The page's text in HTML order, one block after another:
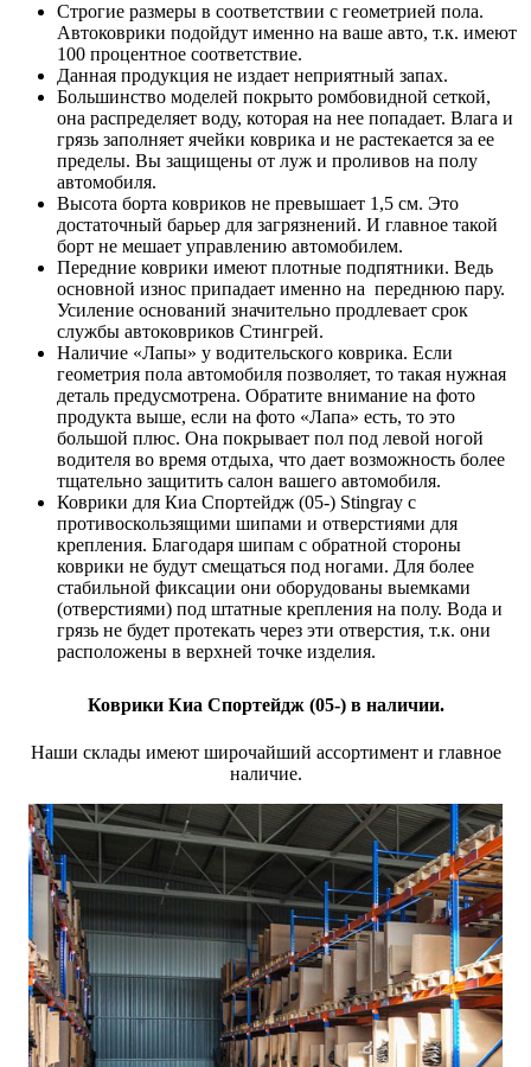
Строгие размеры в соответствии с геометрией пола.
Автоковрики подойдут именно на ваше авто, т.к. имеют
100 процентное соответствие.
Данная продукция не издает неприятный запах.
Большинство моделей покрыто ромбовидной сеткой,
она распределяет воду, которая на нее попадает. Влага и
грязь заполняет ячейки коврика и не растекается за ее
пределы. Вы защищены от луж и проливов на полу
автомобиля.
Высота борта ковриков не превышает 1,5 см. Это
достаточный барьер для загрязнений. И главное такой
борт не мешает управлению автомобилем.
Передние коврики имеют плотные подпятники. Ведь
основной износ припадает именно на переднюю пару.
Усиление оснований значительно продлевает срок
службы автоковриков Стингрей.
Наличие «Лапы» у водительского коврика. Если
геометрия пола автомобиля позволяет, то такая нужная
деталь предусмотрена. Обратите внимание на фото
продукта выше, если на фото «Лапа» есть, то это
большой плюс. Она покрывает пол под левой ногой
водителя во время отдыха, что дает возможность более
тщательно защитить салон вашего автомобиля.
Коврики для Киа Спортейдж (05-) Stingray с
противоскользящими шипами и отверстиями для
крепления. Благодаря шипам с обратной стороны
коврики не будут смещаться под ногами. Для более
стабильной фиксации они оборудованы выемками
(отверстиями) под штатные крепления на полу. Вода и
грязь не будет протекать через эти отверстия, т.к. они
расположены в верхней точке изделия.
Коврики Киа Спортейдж (05-) в наличии.
Наши склады имеют широчайший ассортимент и главное
наличие.